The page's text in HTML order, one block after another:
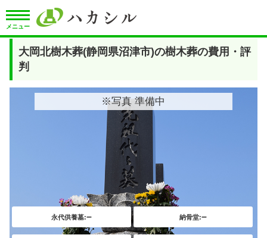
メニュー
大岡北樹木葬(静岡県沼津市)の樹木葬の費用・評
判
※写真 準備中
永代供養墓:– 納骨堂:–